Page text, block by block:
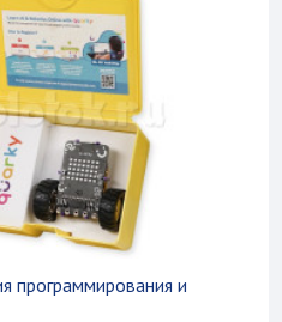
программирования и